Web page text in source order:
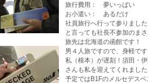
旅行費用： 夢いっぱい
お小遣い： あるだけ
社員旅行へ行って参りまし
と言っても社長不参加のま
旅先は北海道の函館です！
男４人旅ですので、身軽で
私（根本）が遅刻！須田・
さんも私を迎えてくれまし
予定ではB1Fのメルセデス